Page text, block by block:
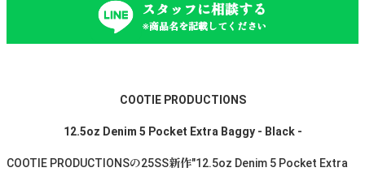
スタッフに相談する
※商品名を記載してください
COOTIE PRODUCTIONS
12.5oz Denim 5 Pocket Extra Baggy - Black -
COOTIE PRODUCTIONSの25SS新作"12.5oz Denim 5 Pocket Extra